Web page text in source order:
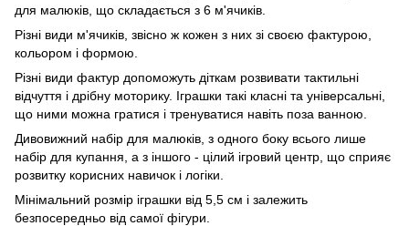
для малюків, що складається з 6 м'ячиків.
Різні види м'ячиків, звісно ж кожен з них зі своєю фактурою,
кольором і формою.
Різні види фактур допоможуть діткам розвивати тактильні
відчуття і дрібну моторику. Іграшки такі класні та універсальні,
що ними можна гратися і тренуватися навіть поза ванною.
Дивовижний набір для малюків, з одного боку всього лише
набір для купання, а з іншого - цілий ігровий центр, що сприяє
розвитку корисних навичок і логіки.
Мінімальний розмір іграшки від 5,5 см і залежить
безпосередньо від самої фігури.